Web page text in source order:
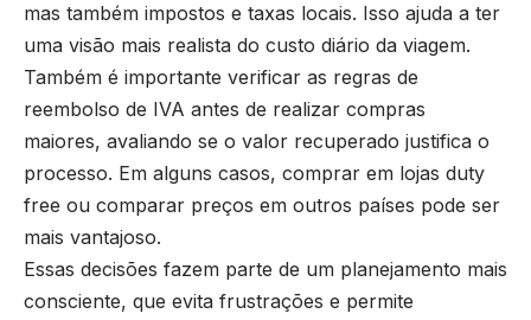
mas também impostos e taxas locais. Isso ajuda a ter
uma visão mais realista do custo diário da viagem.
Também é importante verificar as regras de
reembolso de IVA antes de realizar compras
maiores, avaliando se o valor recuperado justifica o
processo. Em alguns casos, comprar em lojas duty
free ou comparar preços em outros países pode ser
mais vantajoso.
Essas decisões fazem parte de um planejamento mais
consciente, que evita frustrações e permite